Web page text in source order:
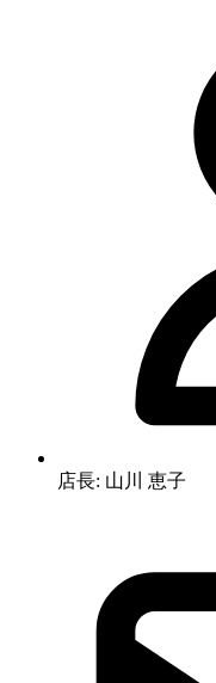
店長: 山川 恵子